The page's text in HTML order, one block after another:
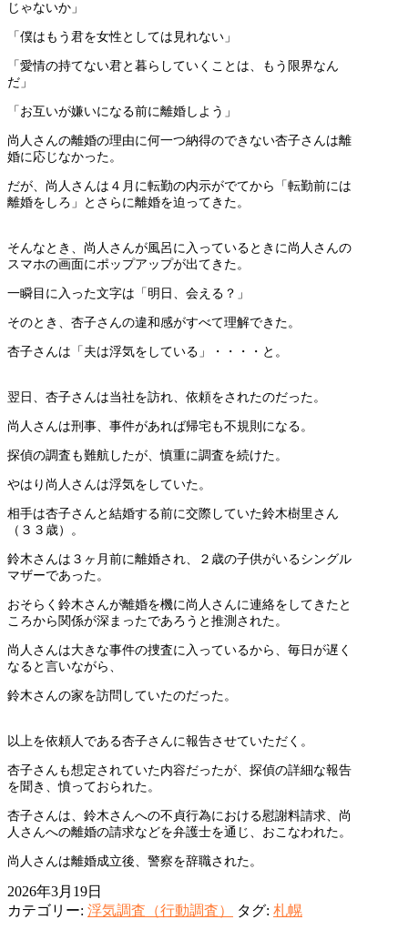
じゃないか」
「僕はもう君を女性としては見れない」
「愛情の持てない君と暮らしていくことは、もう限界なん
だ」
「お互いが嫌いになる前に離婚しよう」
尚人さんの離婚の理由に何一つ納得のできない杏子さんは離
婚に応じなかった。
だが、尚人さんは４月に転勤の内示がでてから「転勤前には
離婚をしろ」とさらに離婚を迫ってきた。
そんなとき、尚人さんが風呂に入っているときに尚人さんの
スマホの画面にポップアップが出てきた。
一瞬目に入った文字は「明日、会える？」
そのとき、杏子さんの違和感がすべて理解できた。
杏子さんは「夫は浮気をしている」・・・・と。
翌日、杏子さんは当社を訪れ、依頼をされたのだった。
尚人さんは刑事、事件があれば帰宅も不規則になる。
探偵の調査も難航したが、慎重に調査を続けた。
やはり尚人さんは浮気をしていた。
相手は杏子さんと結婚する前に交際していた鈴木樹里さん
（３３歳）。
鈴木さんは３ヶ月前に離婚され、２歳の子供がいるシングル
マザーであった。
おそらく鈴木さんが離婚を機に尚人さんに連絡をしてきたと
ころから関係が深まったであろうと推測された。
尚人さんは大きな事件の捜査に入っているから、毎日が遅く
なると言いながら、
鈴木さんの家を訪問していたのだった。
以上を依頼人である杏子さんに報告させていただく。
杏子さんも想定されていた内容だったが、探偵の詳細な報告
を聞き、憤っておられた。
杏子さんは、鈴木さんへの不貞行為における慰謝料請求、尚
人さんへの離婚の請求などを弁護士を通じ、おこなわれた。
尚人さんは離婚成立後、警察を辞職された。
2026年3月19日
カテゴリー: 浮気調査（行動調査） タグ: 札幌